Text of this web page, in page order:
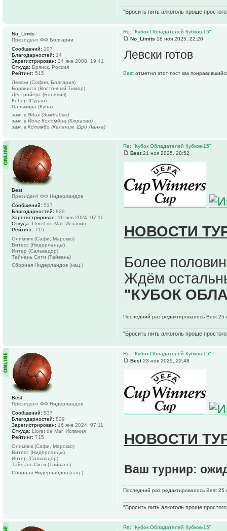
"Бросить пить алкоголь проще
Re: "Кубок Обладателей Кубков-15"
No_Limits 18 ноя 2025, 22:20
Левски готов
Best отметил этот пост как
No_Limits
Президент ФФ Болгарии
Сообщений: 107
Благодарностей: 14
Зарегистрирован: 24 янв 2008, 19:41
Откуда: Брянск, Россия
Рейтинг: 515
Левски (София, Болгария)
Боавишта (Восточный Тимор)
Дестройерс (Боливия)
Кобер (Судан)
Пальмира (Куба)
зам. в Ядах (Зимбабве)
зам. в Йонг Коломбиа (Кюрасао)
зам. в Коломбо (Келания, Шри Ланка)
Re: "Кубок Обладателей Кубков-15"
Best21 ноя 2025, 20:52
НОВОСТИ
Более
Ждём
"КУБОК
Последний раз редактировалось Best
"Бросить пить алкоголь проще
Best
Президент ФФ Нидерландов
Сообщений: 537
Благодарностей: 829
Зарегистрирован: 16 янв 2024, 07:11
Откуда: Lloret de Mar, Испания
Рейтинг: 715
Олимпик (Сафи, Марокко)
Витесс (Нидерланды)
Интер (Сальвадор)
Тайнань Сити (Тайвань)
Сборная Нидерландов (нац.)
Re: "Кубок Обладателей Кубков-15"
Best23 ноя 2025, 22:48
НОВОСТИ
Ваш турнир:
Последний раз редактировалось Best 25
"Бросить пить алкоголь проще
Best
Президент ФФ Нидерландов
Сообщений: 537
Благодарностей: 829
Зарегистрирован: 16 янв 2024, 07:11
Откуда: Lloret de Mar, Испания
Рейтинг: 715
Олимпик (Сафи, Марокко)
Витесс (Нидерланды)
Интер (Сальвадор)
Тайнань Сити (Тайвань)
Сборная Нидерландов (нац.)
Re: "Кубок Обладателей Кубков-15"